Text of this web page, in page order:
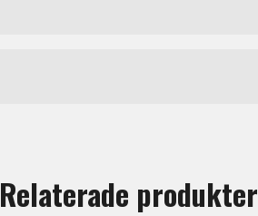
Relaterade produkter